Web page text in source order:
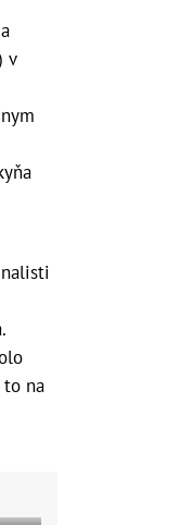
v
to na